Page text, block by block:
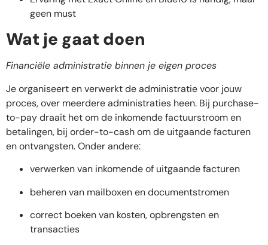
geen must
Wat je gaat doen
Financiële administratie binnen je eigen proces
Je organiseert en verwerkt de administratie voor jouw
proces, over meerdere administraties heen. Bij purchase-
to-pay draait het om de inkomende factuurstroom en
betalingen, bij order-to-cash om de uitgaande facturen
en ontvangsten. Onder andere:
verwerken van inkomende of uitgaande facturen
beheren van mailboxen en documentstromen
correct boeken van kosten, opbrengsten en
transacties